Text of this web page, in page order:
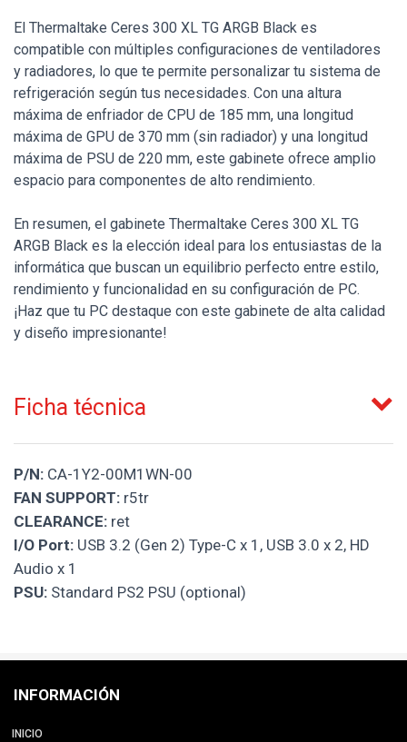
El Thermaltake Ceres 300 XL TG ARGB Black es
compatible con múltiples configuraciones de ventiladores
y radiadores, lo que te permite personalizar tu sistema de
refrigeración según tus necesidades. Con una altura
máxima de enfriador de CPU de 185 mm, una longitud
máxima de GPU de 370 mm (sin radiador) y una longitud
máxima de PSU de 220 mm, este gabinete ofrece amplio
espacio para componentes de alto rendimiento.
En resumen, el gabinete Thermaltake Ceres 300 XL TG
ARGB Black es la elección ideal para los entusiastas de la
informática que buscan un equilibrio perfecto entre estilo,
rendimiento y funcionalidad en su configuración de PC.
¡Haz que tu PC destaque con este gabinete de alta calidad
y diseño impresionante!
Ficha técnica
P/N: CA-1Y2-00M1WN-00
FAN SUPPORT: r5tr
CLEARANCE: ret
I/O Port: USB 3.2 (Gen 2) Type-C x 1, USB 3.0 x 2, HD
Audio x 1
PSU: Standard PS2 PSU (optional)
INFORMACIÓN
INICIO